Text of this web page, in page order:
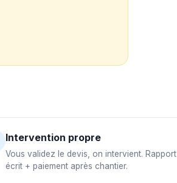
Intervention propre
Vous validez le devis, on intervient. Rapport
écrit + paiement après chantier.